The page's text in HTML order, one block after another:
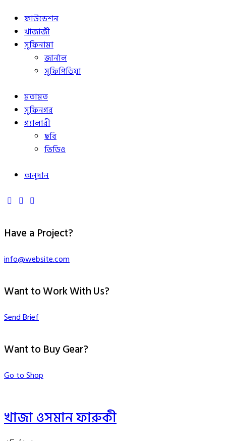
ফাউন্ডেশন
খাজাজী
সুফিনামা
জার্নাল
সুফিপিডিয়া
মতামত
সুফিনগর
গ্যালারী
ছবি
ভিডিও
অনুদান
Have a Project?
info@website.com
Want to Work With Us?
Send Brief
Want to Buy Gear?
Go to Shop
খাজা ওসমান ফারুকী